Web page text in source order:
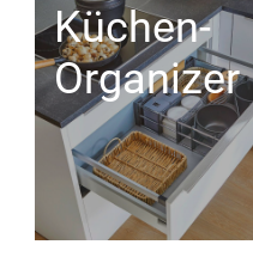
Küchen-
Organizer